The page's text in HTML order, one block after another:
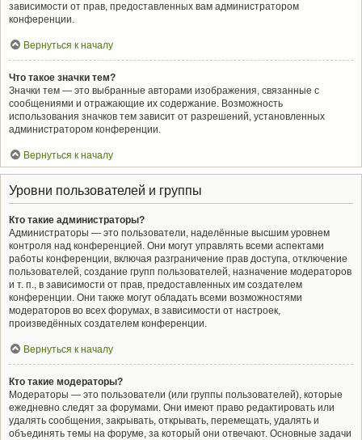
зависимости от прав, предоставленных вам администратором
конференции.
Вернуться к началу
Что такое значки тем?
Значки тем — это выбранные авторами изображения, связанные с
сообщениями и отражающие их содержание. Возможность
использования значков тем зависит от разрешений, установленных
администратором конференции.
Вернуться к началу
Уровни пользователей и группы
Кто такие администраторы?
Администраторы — это пользователи, наделённые высшим уровнем
контроля над конференцией. Они могут управлять всеми аспектами
работы конференции, включая разграничение прав доступа, отключение
пользователей, создание групп пользователей, назначение модераторов
и т. п., в зависимости от прав, предоставленных им создателем
конференции. Они также могут обладать всеми возможностями
модераторов во всех форумах, в зависимости от настроек,
произведённых создателем конференции.
Вернуться к началу
Кто такие модераторы?
Модераторы — это пользователи (или группы пользователей), которые
ежедневно следят за форумами. Они имеют право редактировать или
удалять сообщения, закрывать, открывать, перемещать, удалять и
объединять темы на форуме, за который они отвечают. Основные задачи